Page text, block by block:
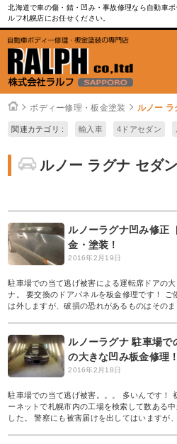
北海道で車の傷・錆・凹み・事故修理なら自動車
ルフ札幌店にお任せください。
ボディー修理・板金塗装 ルノー ラ
関連カテゴリ : 輸入車 4ドアセダン
ルノー ラグナ セダン
ルノーラグナ凹み修正
金・塗装！
2016年2月19日
駐車場での当て逃げ被害による運転席ドアの
ナ。 要交換のドアパネルを板金修理です！ ご
は外しますが、破損の恐れがあるものはその
ルノーラグナ 駐車場で
の大きな凹み板金修理！
2016年2月18日
駐車場での当て逃げ被害。。。 多いんです！
ーネットで札幌市内の工場を検索して数ある
した。 警察にも被害届けを出してはいますが